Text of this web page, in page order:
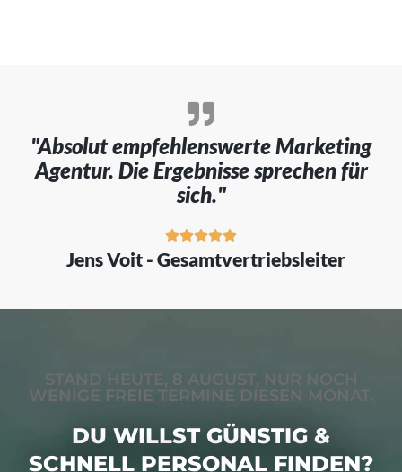
"Absolut empfehlenswerte Marketing
Agentur. Die Ergebnisse sprechen für
sich."

Jens Voit - Gesamtvertriebsleiter
STAND HEUTE, 8 AUGUST, NUR NOCH
WENIGE FREIE TERMINE DIESEN MONAT.
DU WILLST GÜNSTIG &
SCHNELL PERSONAL FINDEN?